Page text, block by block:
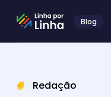
Blog
Redação